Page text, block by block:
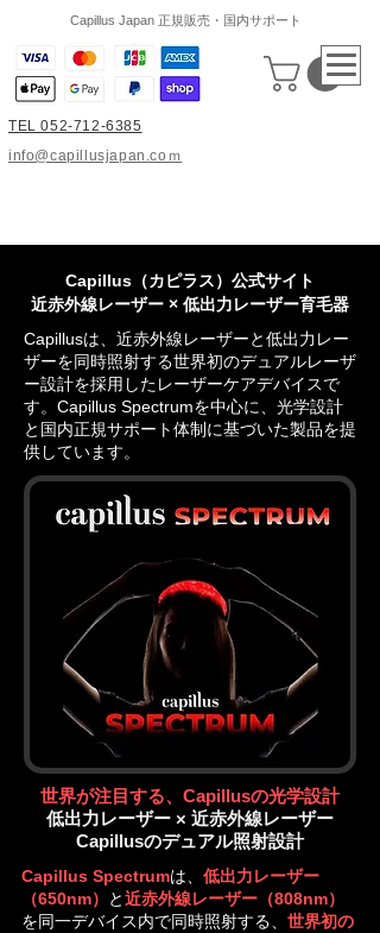
Capillus Japan 正規販売・国内サポート
info@capillusjapan.coｍ
TEL 052-712-6385
Capillus（カピラス）公式サイト
近赤外線レーザー × 低出力レーザー育毛器
Capillusは、近赤外線レーザーと低出力レー
ザーを同時照射する世界初のデュアルレーザ
ー設計を採用したレーザーケアデバイスで
す。Capillus Spectrumを中心に、光学設計
と国内正規サポート体制に基づいた製品を提
供しています。
世界が注目する、Capillusの光学設計
低出力レーザー × 近赤外線レーザー
Capillusのデュアル照射設計
Capillus Spectrumは、 低出力レーザー
（650nm）
と近赤外線レーザー（808nm）
を同一デバイス内で同時照射する、 世界初の